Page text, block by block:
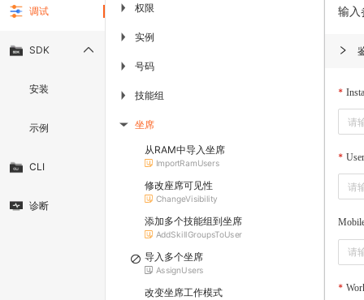
调试
SDK
安装
示例
CLI
诊断
▶ 权限
▶ 实例
▶ 号码
▶ 技能组
▶ 坐席
从RAM中导入坐席
ImportRamUsers
修改座席可见性
ChangeVisibility
添加多个技能组到坐席
AddSkillGroupsToUser
导入多个坐席
AssignUsers
改变坐席工作模式
输入